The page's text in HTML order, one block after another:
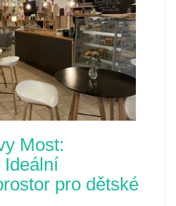
Most:
Ideální
pro dětské